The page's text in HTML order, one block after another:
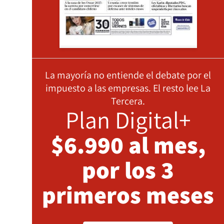
La mayoría no entiende el debate por el
impuesto a las empresas. El resto lee La
Tercera.
Plan Digital+
$6.990 al mes,
por los 3
primeros meses